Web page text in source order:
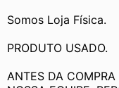
Somos Loja Física.
PRODUTO USADO.
ANTES DA